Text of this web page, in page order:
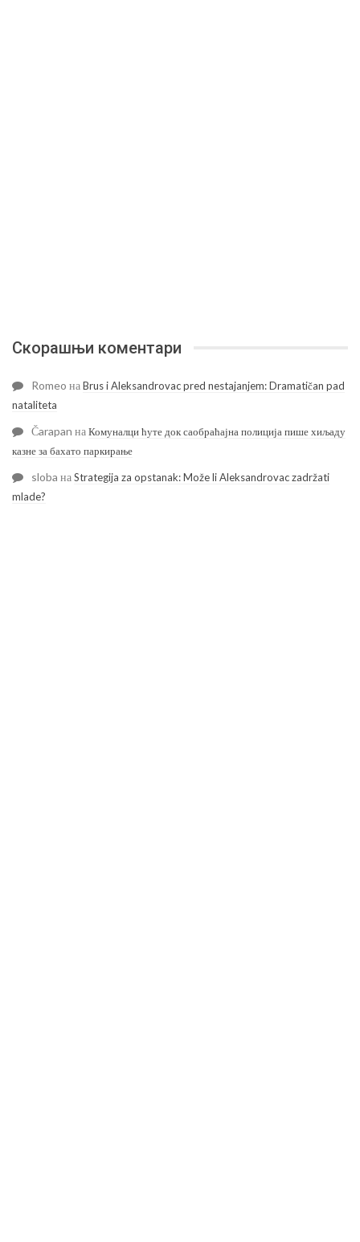
Скорашњи коментари
Romeo наBrus i Aleksandrovac pred nestajanjem: Dramatičan pad
nataliteta
Čarapan наКомуналци ћуте док саобраћајна полиција пише хиљаду
казне за бахато паркирање
sloba наStrategija za opstanak: Može li Aleksandrovac zadržati
mlade?